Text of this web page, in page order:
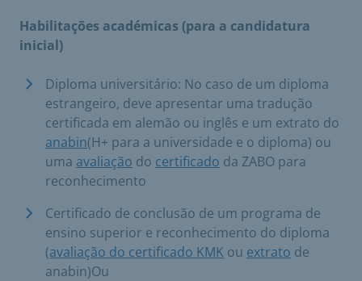
Habilitações académicas (para a candidatura
inicial)
Diploma universitário: No caso de um diploma
estrangeiro, deve apresentar uma tradução
certificada em alemão ou inglês e um extrato do
anabin(H+ para a universidade e o diploma) ou
uma avaliação do certificado da ZABO para
reconhecimento
Certificado de conclusão de um programa de
ensino superior e reconhecimento do diploma
(avaliação do certificado KMK ou extrato de
anabin)Ou